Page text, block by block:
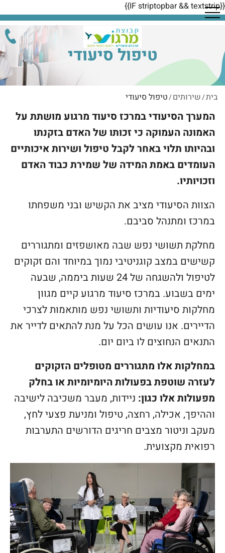
{{IF striptopbar && textstrip}}
טיפול סיעודי
בית/שירותים/טיפול סיעודי
המערך הסיעודי במרכז סיעוד מרגוע מושתת על
האמונה העמוקה כי זכותו של האדם בזקנתו
ובהיותו תלוי באחר לקבל טיפול ושירות איכותיים
העומדים באמת המידה של שמירת כבוד האדם
וזכויותיו.
הצוות הסיעודי מציב את הקשיש ובני משפחתו
במרכז ומתנהל סביבם.
מחלקת תשושי נפש שבה מאושפזים ומתגוררים
קשישים במצב קוגניטיבי נמוך במיוחד והם זקוקים
לטיפול ולהשגחה של 24 שעות ביממה, שבעה
ימים בשבוע. במרכז סיעוד מרגוע קיים מגוון
מחלקות סיעודיות ותשושי נפש מותאמות לצרכי
הדיירים. אנו עושים הכל על מנת להתאים לדייר את
התנאים הנחוצים לו ביום יום.
במחלקות אלו מתגוררים מטופלים הזקוקים
לעזרה שוטפת בפעולות היומיומיות או בחלק
מפעולות אלו כגון: ניידות, מעבר משכיבה לישיבה
וההיפך, אכילה, רחצה, טיפול ומניעת פצעי לחץ,
מעקב וניטור מצבים חריגים הדורשים התערבות
רפואית מקצועית.